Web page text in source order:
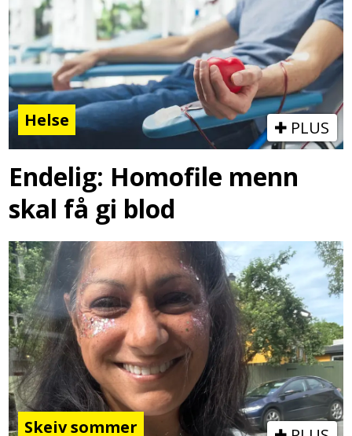
Helse PLUS
Endelig: Homofile menn
skal få gi blod
Skeiv sommer